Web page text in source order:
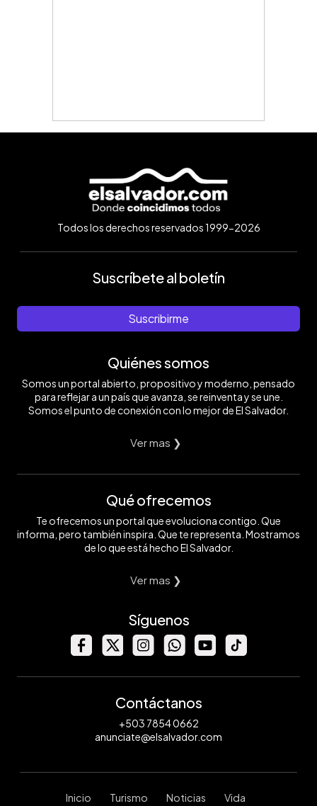
Todos los derechos reservados 1999-2026
Suscríbete al boletín
Suscribirme
Quiénes somos
Somos un portal abierto, propositivo y moderno, pensado
para reflejar a un país que avanza, se reinventa y se une.
Somos el punto de conexión con lo mejor de El Salvador.
Ver mas ❯
Qué ofrecemos
Te ofrecemos un portal que evoluciona contigo. Que
informa, pero también inspira. Que te representa. Mostramos
de lo que está hecho El Salvador.
Ver mas ❯
Síguenos
Contáctanos
+503 7854 0662
anunciate@elsalvador.com
Inicio Turismo Noticias Vida